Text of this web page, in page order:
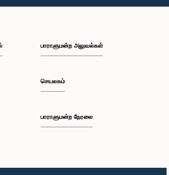
பாராளுமன்ற அலுவல்கள்
செயலகம்
பாராளுமன்ற நேரலை